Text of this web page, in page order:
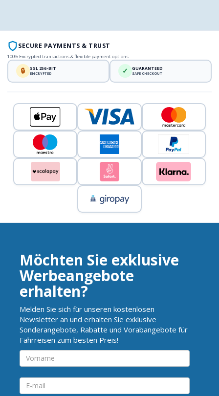
SECURE PAYMENTS & TRUST
100% Encrypted transactions & flexible payment options
🔒 SSL 256-BIT
ENCRYPTED ✓ GUARANTEED
SAFE CHECKOUT
Möchten Sie exklusive
Werbeangebote
erhalten?
Melden Sie sich für unseren kostenlosen
Newsletter an und erhalten Sie exklusive
Sonderangebote, Rabatte und Vorabangebote für
Fährreisen zum besten Preis!